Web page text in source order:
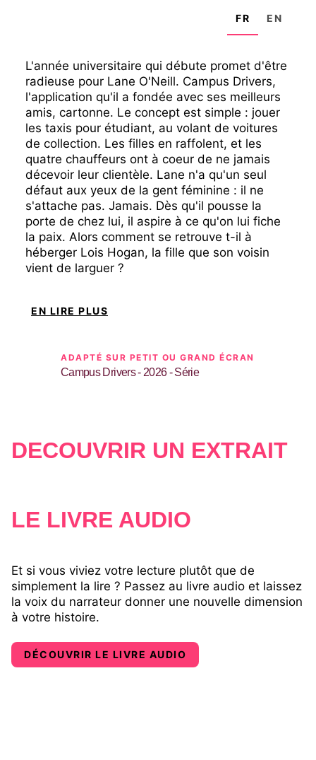
FR EN
L'année universitaire qui débute promet d'être
radieuse pour Lane O'Neill. Campus Drivers,
l'application qu'il a fondée avec ses meilleurs
amis, cartonne. Le concept est simple : jouer
les taxis pour étudiant, au volant de voitures
de collection. Les filles en raffolent, et les
quatre chauffeurs ont à coeur de ne jamais
décevoir leur clientèle. Lane n'a qu'un seul
défaut aux yeux de la gent féminine : il ne
s'attache pas. Jamais. Dès qu'il pousse la
porte de chez lui, il aspire à ce qu'on lui fiche
la paix. Alors comment se retrouve t-il à
héberger Lois Hogan, la fille que son voisin
vient de larguer ?
EN LIRE PLUS
ADAPTÉ SUR PETIT OU GRAND ÉCRAN
Campus Drivers - 2026 - Série
DÉCOUVRIR UN EXTRAIT
LE LIVRE AUDIO
Et si vous viviez votre lecture plutôt que de
simplement la lire ? Passez au livre audio et laissez
la voix du narrateur donner une nouvelle dimension
à votre histoire.
DÉCOUVRIR LE LIVRE AUDIO​